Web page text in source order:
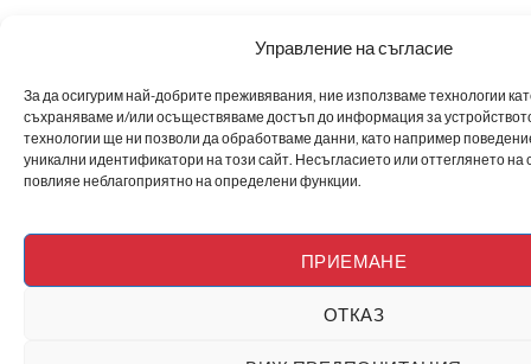
Управление на съгласие
За да осигурим най-добрите преживявания, ние използваме технологии
съхраняваме и/или осъществяваме достъп до информация за
технологии ще ни позволи да обработваме данни, като например
уникални идентификатори на този сайт. Несъгласието или оттеглянето на
повлияе неблагоприятно на определени функции.
ПРИЕМАНЕ
ОТКАЗ